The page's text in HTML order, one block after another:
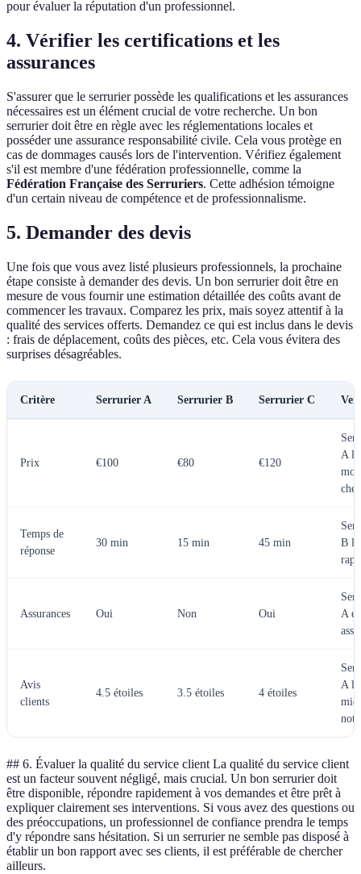
pour évaluer la réputation d'un professionnel.
4. Vérifier les certifications et les
assurances
S'assurer que le serrurier possède les qualifications et les assurances
nécessaires est un élément crucial de votre recherche. Un bon
serrurier doit être en règle avec les réglementations locales et
posséder une assurance responsabilité civile. Cela vous protège en
cas de dommages causés lors de l'intervention. Vérifiez également
s'il est membre d'une fédération professionnelle, comme la
Fédération Française des Serruriers. Cette adhésion témoigne
d'un certain niveau de compétence et de professionnalisme.
5. Demander des devis
Une fois que vous avez listé plusieurs professionnels, la prochaine
étape consiste à demander des devis. Un bon serrurier doit être en
mesure de vous fournir une estimation détaillée des coûts avant de
commencer les travaux. Comparez les prix, mais soyez attentif à la
qualité des services offerts. Demandez ce qui est inclus dans le devis
: frais de déplacement, coûts des pièces, etc. Cela vous évitera des
surprises désagréables.
Critère Serrurier A Serrurier B Serrurier C
Prix €100 €80 €120
A le
cher
Temps de
réponse
30 min 15 min 45 min
B
Assurances Oui Non Oui
A
Avis
clients
4.5 étoiles 3.5 étoiles 4 étoiles
A le
noté
## 6. Évaluer la qualité du service client La qualité du service client
est un facteur souvent négligé, mais crucial. Un bon serrurier doit
être disponible, répondre rapidement à vos demandes et être prêt à
expliquer clairement ses interventions. Si vous avez des questions ou
des préoccupations, un professionnel de confiance prendra le temps
d'y répondre sans hésitation. Si un serrurier ne semble pas disposé à
établir un bon rapport avec ses clients, il est préférable de chercher
ailleurs.